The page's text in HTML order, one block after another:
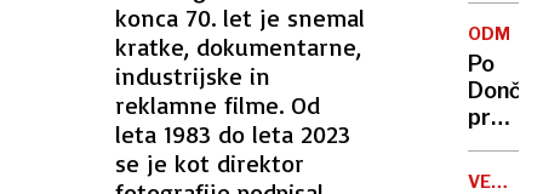
konca 70. let je snemal
kratke, dokumentarne,
industrijske in
reklamne filme. Od
leta 1983 do leta 2023
se je kot direktor
cilji
vlade
Po
Karma
je
VELIKA